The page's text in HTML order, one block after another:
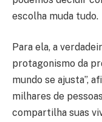
escolha muda tudo.
Para ela, a
protagonismo da
mundo se ajusta”,
milhares de
compartilha suas